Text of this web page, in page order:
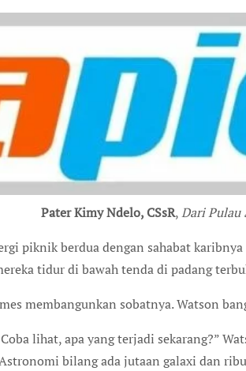
Pater Kimy Ndelo, CSsR,Dari Pulau
piknik berdua dengan sahabat
tidur di bawah tenda di padang
membangunkan sobatnya. Watson
lihat, apa yang terjadi sekarang?”
bilang ada jutaan galaxi dan